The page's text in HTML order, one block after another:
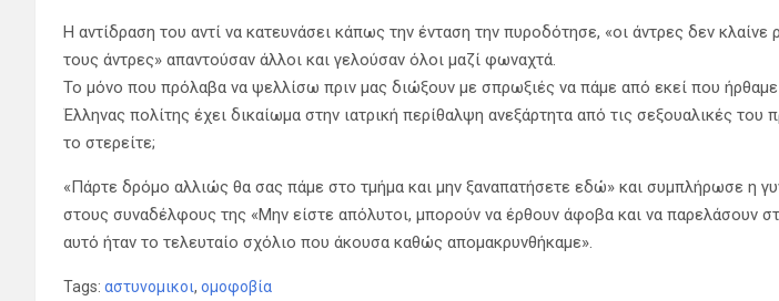
Η αντίδραση του αντί να κατευνάσει κάπως την ένταση την πυροδότησε, «οι άντρες δεν κλαίνε
τους άντρες» απαντούσαν άλλοι και γελούσαν όλοι μαζί φωναχτά.
Το μόνο που πρόλαβα να ψελλίσω πριν μας διώξουν με σπρωξιές να πάμε από εκεί που ήρθαμε
Έλληνας πολίτης έχει δικαίωμα στην ιατρική περίθαλψη ανεξάρτητα από τις σεξουαλικές του
το στερείτε;
«Πάρτε δρόμο αλλιώς θα σας πάμε στο τμήμα και μην ξαναπατήσετε εδώ» και συμπλήρωσε η
στους συναδέλφους της «Μην είστε απόλυτοι, μπορούν να έρθουν άφοβα και να παρελάσουν
αυτό ήταν το τελευταίο σχόλιο που άκουσα καθώς απομακρυνθήκαμε».
Tags: αστυνομικοι, ομοφοβία